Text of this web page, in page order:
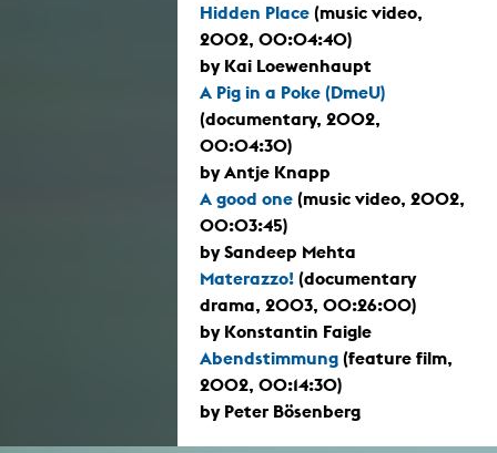
Hidden Place (music video,
2002, 00:04:40)
by Kai Loewenhaupt
A Pig in a Poke (DmeU)
(documentary, 2002,
00:04:30)
by Antje Knapp
A good one (music video, 2002,
00:03:45)
by Sandeep Mehta
Materazzo! (documentary
drama, 2003, 00:26:00)
by Konstantin Faigle
Abendstimmung (feature film,
2002, 00:14:30)
by Peter Bösenberg